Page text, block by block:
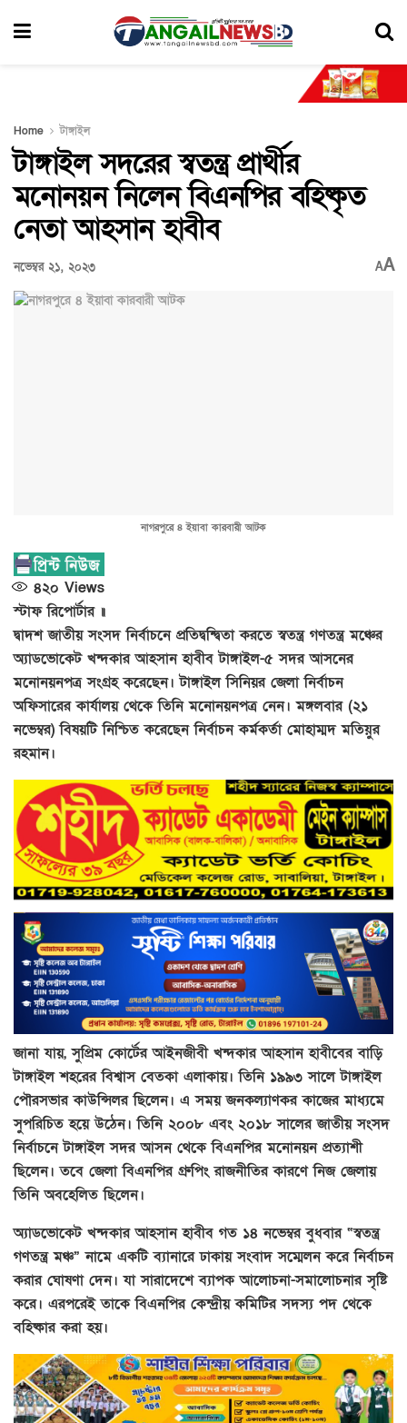
Home টাঙ্গাইল
টাঙ্গাইল সদরের স্বতন্ত্র প্রার্থীর
মনোনয়ন নিলেন বিএনপির বহিষ্কৃত
নেতা আহসান হাবীব
নভেম্বর ২১, ২০২৩ AA
নাগরপুরে ৪ ইয়াবা কারবারী আটক
৪২০ Views
স্টাফ রিপোর্টার ॥
দ্বাদশ জাতীয় সংসদ নির্বাচনে প্রতিদ্বন্দ্বিতা করতে স্বতন্ত্র গণতন্ত্র মঞ্চের
অ্যাডভোকেট খন্দকার আহসান হাবীব টাঙ্গাইল-৫ সদর আসনের
মনোনয়নপত্র সংগ্রহ করেছেন। টাঙ্গাইল সিনিয়র জেলা নির্বাচন
অফিসারের কার্যালয় থেকে তিনি মনোনয়নপত্র নেন। মঙ্গলবার (২১
নভেম্বর) বিষয়টি নিশ্চিত করেছেন নির্বাচন কর্মকর্তা মোহাম্মদ মতিয়ুর
রহমান।
জানা যায়, সুপ্রিম কোর্টের আইনজীবী খন্দকার আহসান হাবীবের বাড়ি
টাঙ্গাইল শহরের বিশ্বাস বেতকা এলাকায়। তিনি ১৯৯৩ সালে টাঙ্গাইল
পৌরসভার কাউন্সিলর ছিলেন। এ সময় জনকল্যাণকর কাজের মাধ্যমে
সুপরিচিত হয়ে উঠেন। তিনি ২০০৮ এবং ২০১৮ সালের জাতীয় সংসদ
নির্বাচনে টাঙ্গাইল সদর আসন থেকে বিএনপির মনোনয়ন প্রত্যাশী
ছিলেন। তবে জেলা বিএনপির গ্রুপিং রাজনীতির কারণে নিজ জেলায়
তিনি অবহেলিত ছিলেন।
অ্যাডভোকেট খন্দকার আহসান হাবীব গত ১৪ নভেম্বর বুধবার “স্বতন্ত্র
গণতন্ত্র মঞ্চ” নামে একটি ব্যানারে ঢাকায় সংবাদ সম্মেলন করে নির্বাচন
করার ঘোষণা দেন। যা সারাদেশে ব্যাপক আলোচনা-সমালোচনার সৃষ্টি
করে। এরপরেই তাকে বিএনপির কেন্দ্রীয় কমিটির সদস্য পদ থেকে
বহিষ্কার করা হয়।